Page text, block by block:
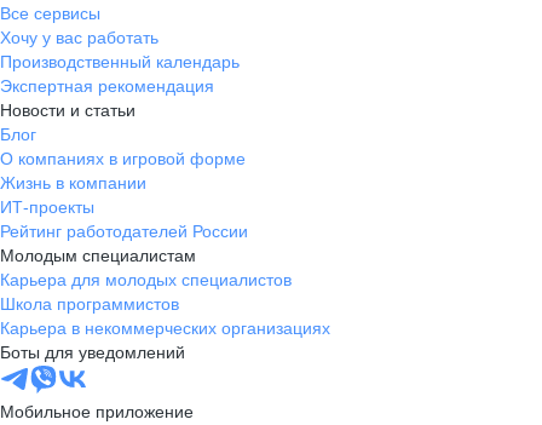
Все сервисы
Хочу у вас работать
Производственный календарь
Экспертная рекомендация
Новости и статьи
Блог
О компаниях в игровой форме
Жизнь в компании
ИТ-проекты
Рейтинг работодателей России
Молодым специалистам
Карьера для молодых специалистов
Школа программистов
Карьера в некоммерческих организациях
Боты для уведомлений
Мобильное приложение